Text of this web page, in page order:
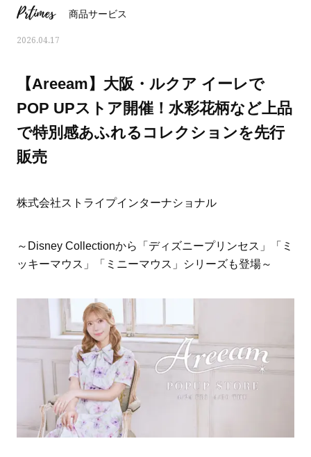
ス学」
タログ
Prtimes 商品サービス
2026.04.17
【Areeam】大阪・ルクア イーレで
POP UPストア開催！水彩花柄など上品
で特別感あふれるコレクションを先行
販売
株式会社ストライプインターナショナル
～Disney Collectionから「ディズニープリンセス」「ミ
ッキーマウス」「ミニーマウス」シリーズも登場～